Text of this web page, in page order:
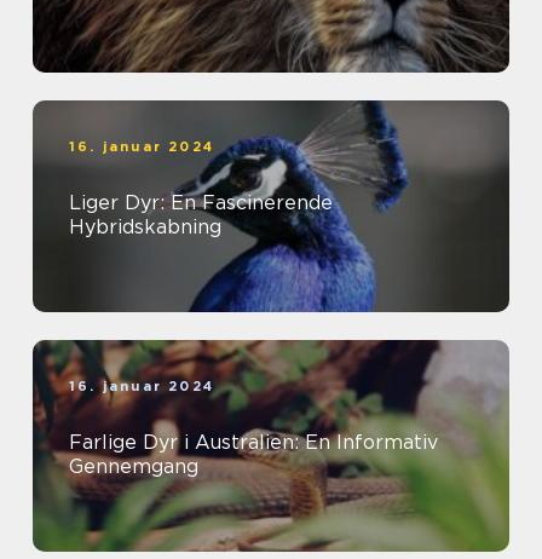
16. januar 2024
Liger Dyr: En Fascinerende
Hybridskabning
16. januar 2024
Farlige Dyr i Australien: En Informativ
Gennemgang